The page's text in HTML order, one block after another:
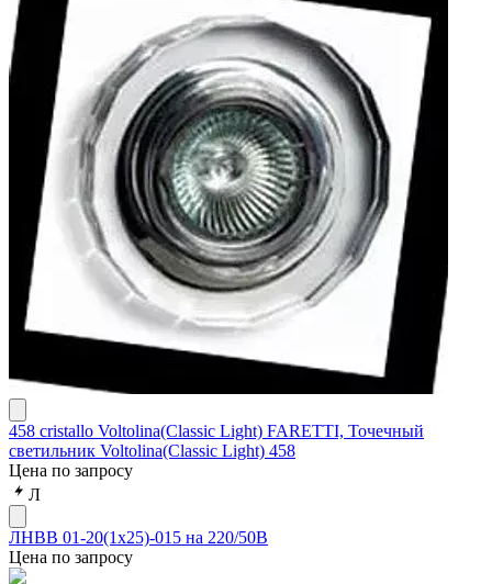
458 cristallo Voltolina(Classic Light) FARETTI, Точечный
светильник Voltolina(Classic Light) 458
Цена по запросу
Л
ЛНВВ 01-20(1х25)-015 на 220/50В
Цена по запросу